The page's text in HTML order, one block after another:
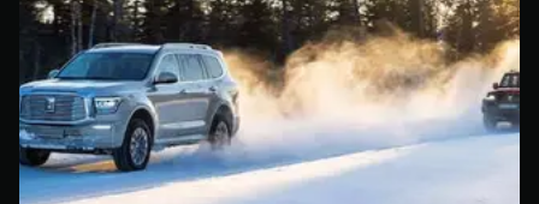
TANK Финансы
Корпоративным клиентам
TANK ФИНАНСЫ
TANK Кредит
Сервис
Специальные предложения
Моторные масла
ЦИФРОВЫЕ СЕРВИСЫ TANK